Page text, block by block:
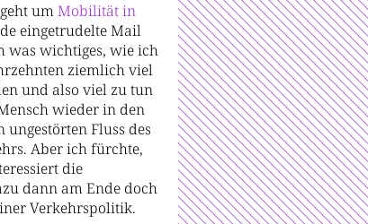
umMobilität in
eingetrudelte Mail
was wichtiges, wie ich
ziemlich viel
und also viel zu tun
wieder in den
Fluss des
Aber ich fürchte,
die
dann am Ende doch
Verkehrspolitik.